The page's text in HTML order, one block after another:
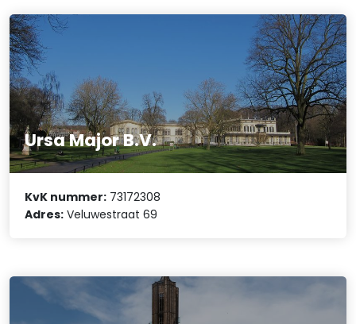
Ursa Major B.V.
KvK nummer: 73172308
Adres: Veluwestraat 69